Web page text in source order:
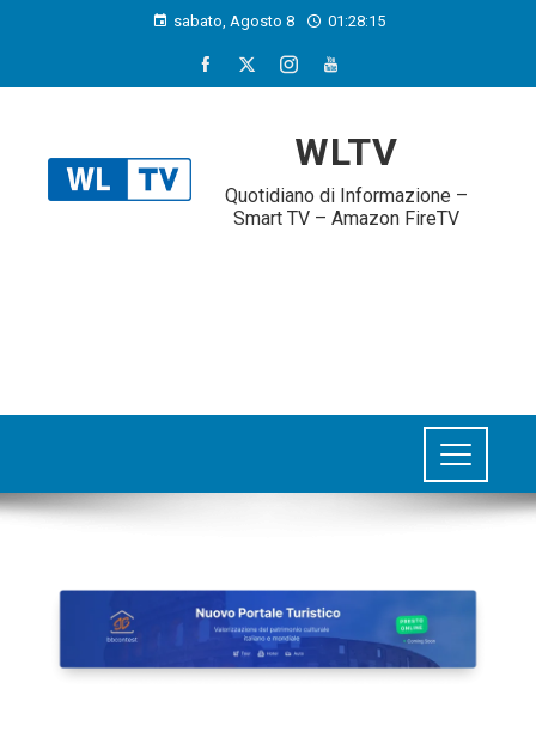
sabato, Agosto 8 01:28:16
WLTV
Quotidiano di Informazione –
Smart TV – Amazon FireTV